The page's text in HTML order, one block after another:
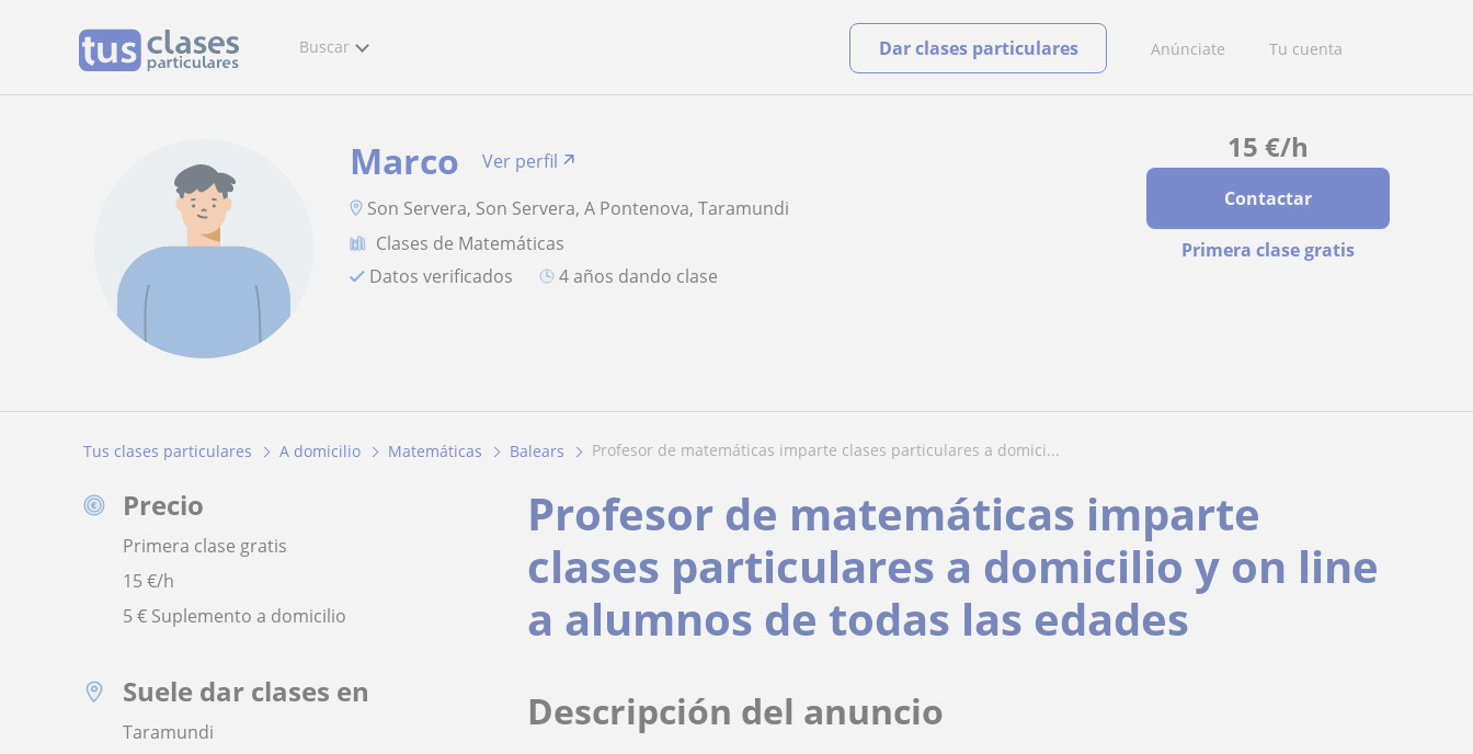
Buscar Anúnciate Tu cuenta
Dar clases particulares
15 €/h
Contactar
Primera clase gratis
Marco
Ver perfil
Son Servera, Son Servera, A Pontenova, Taramundi
Clases de Matemáticas
Datos verificados
4 años dando clase
Tus clases particulares A domicilio Matemáticas Balears profesor de matemáticas imparte clases particulares a domici...
Precio
Primera clase gratis
15€/h
5 € Suplemento a domicilio
Suele dar clases en
Taramundi
Profesor de matemáticas imparte
clases particulares a domicilio y on line
a alumnos de todas las edades
Descripción del anuncio